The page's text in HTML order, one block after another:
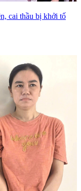
cai thầu bị khởi tố